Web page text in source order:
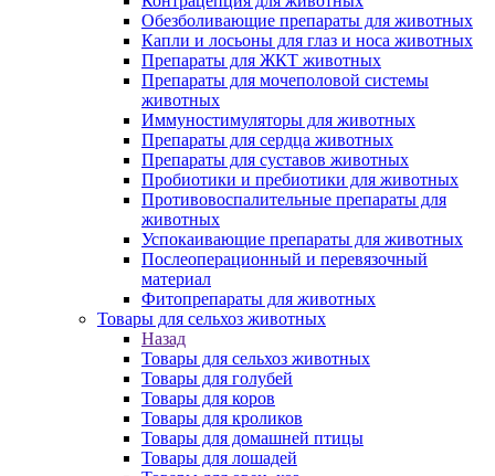
Обезболивающие препараты для животных
Капли и лосьоны для глаз и носа животных
Препараты для ЖКТ животных
Препараты для мочеполовой системы
животных
Иммуностимуляторы для животных
Препараты для сердца животных
Препараты для суставов животных
Пробиотики и пребиотики для животных
Противовоспалительные препараты для
животных
Успокаивающие препараты для животных
Послеоперационный и перевязочный
материал
Фитопрепараты для животных
Товары для сельхоз животных
Назад
Товары для сельхоз животных
Товары для голубей
Товары для коров
Товары для кроликов
Товары для домашней птицы
Товары для лошадей